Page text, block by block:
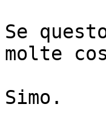
Se
molte
Simo.